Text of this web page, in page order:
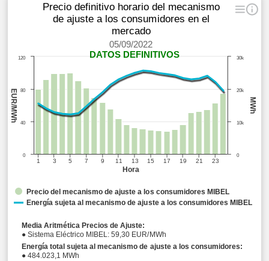
Media Aritmética Precios de Ajuste:
● Sistema Eléctrico MIBEL: 59,30 EUR/MWh
Energía total sujeta al mecanismo de ajuste a los consumidores:
● 484.023,1 MWh
DATOS DEFINITIVOS
Hora
MWh
EUR/MWh
Precio definitivo horario del mecanismo
de ajuste a los consumidores en el
mercado
05/09/2022
1 3 5 7 9 11 13 15 17 19 21 23
0
10k
20k
30k
0
40
80
120
Precio del mecanismo de ajuste a los consumidores MIBEL
Energía sujeta al mecanismo de ajuste a los consumidores MIBEL